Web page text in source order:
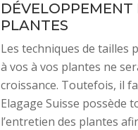
DÉVELOPPEMENT
PLANTES
Les techniques de tailles
à vos à vos plantes ne
croissance. Toutefois, il
Elagage Suisse possède
l’entretien des plantes